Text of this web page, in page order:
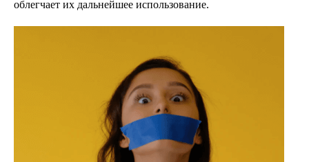
облегчает их дальнейшее использование.